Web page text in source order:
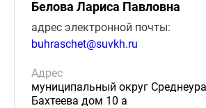
Белова Лариса Павловна
адрес электронной почты:
buhraschet@suvkh.ru
Адрес
муниципальный округ
Бахтеева дом 10 а